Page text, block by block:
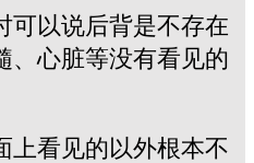
可以说后背是不存在
、心脏等没有看见的
上看见的以外根本不